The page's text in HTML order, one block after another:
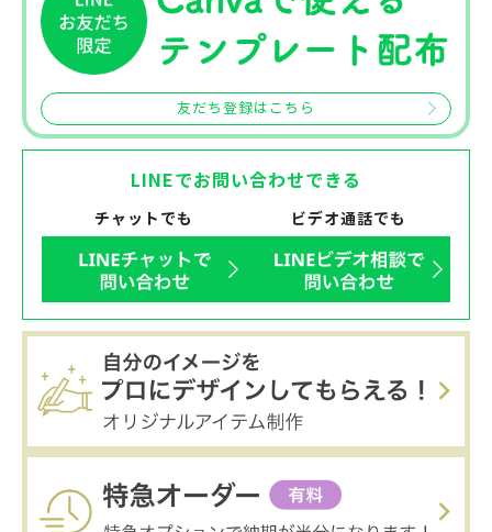
友だち登録はこちら
LINEでお問い合わせできる
チャットでも ビデオ通話でも